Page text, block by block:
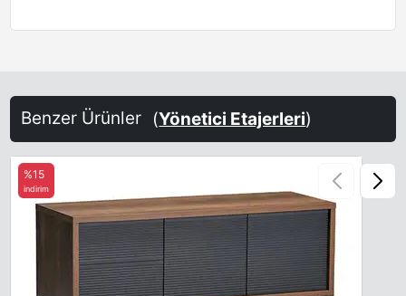
Benzer Ürünler (Yönetici Etajerleri)
%15
indirim